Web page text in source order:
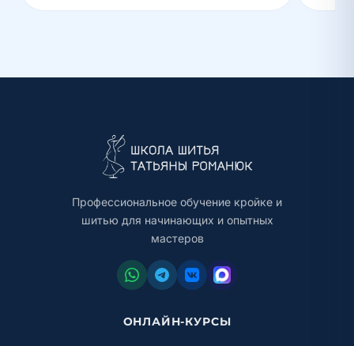
Профессиональное обучение кройке и
шитью для начинающих и опытных
мастеров
ОНЛАЙН-КУРСЫ